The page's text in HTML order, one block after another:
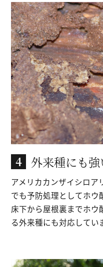
4 外来種にも強
アメリカカンザイシロア
でも予防処理としてホウ
床下から屋根裏までホウ
る外来種にも対応してい